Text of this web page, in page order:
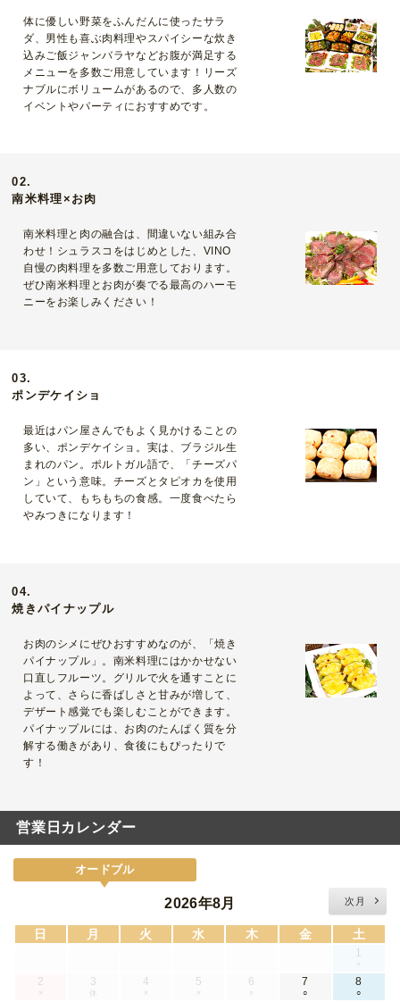
体に優しい野菜をふんだんに使ったサラ
ダ、男性も喜ぶ肉料理やスパイシーな炊き
込みご飯ジャンバラヤなどお腹が満足する
メニューを多数ご用意しています！リーズ
ナブルにボリュームがあるので、多人数の
イベントやパーティにおすすめです。
02.
南米料理×お肉
南米料理と肉の融合は、間違いない組み合
わせ！シュラスコをはじめとした、VINO
自慢の肉料理を多数ご用意しております。
ぜひ南米料理とお肉が奏でる最高のハーモ
ニーをお楽しみください！
03.
ポンデケイショ
最近はパン屋さんでもよく見かけることの
多い、ポンデケイショ。実は、ブラジル生
まれのパン。ポルトガル語で、「チーズパ
ン」という意味。チーズとタピオカを使用
していて、もちもちの食感。一度食べたら
やみつきになります！
04.
焼きパイナップル
お肉のシメにぜひおすすめなのが、「焼き
パイナップル」。南米料理にはかかせない
口直しフルーツ。グリルで火を通すことに
よって、さらに香ばしさと甘みが増して、
デザート感覚でも楽しむことができます。
パイナップルには、お肉のたんぱく質を分
解する働きがあり、食後にもぴったりで
す！
営業日カレンダー
オードブル
2026年8月 次月
日 月 火 水 木 金 土
1
×
2
×
3
休
4
×
5
×
6
×
7
○
8
○